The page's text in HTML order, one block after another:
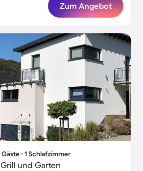
Zum Angebot
∙ 1 Schlafzimmer
und Garten